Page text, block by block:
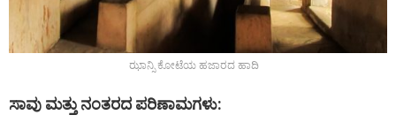
ಝಾನ್ಸಿ ಕೋಟೆಯ ಹಜಾರದ ಹಾದಿ
ಸಾವು ಮತ್ತು ನಂತರದ ಪರಿಣಾಮಗಳು: